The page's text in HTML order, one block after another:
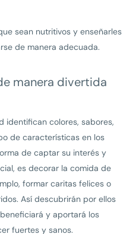
sean nutritivos y enseñarles
de manera adecuada.
manera divertida
identifican colores, sabores,
de características en los
de captar su interés y
es decorar la comida de
formar caritas felices o
Así descubrirán por ellos
y aportará los
fuertes y sanos.